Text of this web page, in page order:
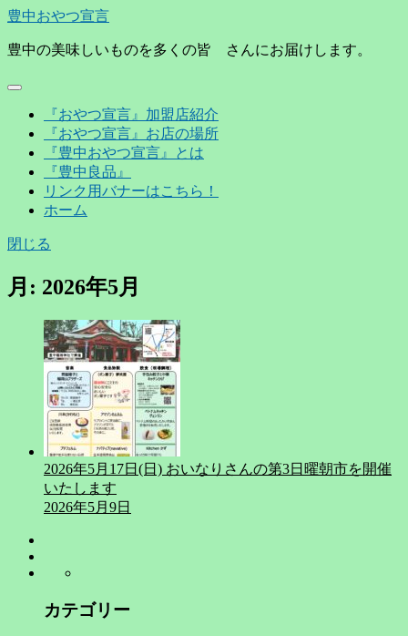
豊中おやつ宣言
豊中の美味しいものを多くの皆 さんにお届けします。
『おやつ宣言』加盟店紹介
『おやつ宣言』お店の場所
『豊中おやつ宣言』とは
『豊中良品』
リンク用バナーはこちら！
ホーム
閉じる
月: 2026年5月
2026年5月17日(日) おいなりさんの第3日曜朝市を開催
いたします
2026年5月9日
カテゴリー